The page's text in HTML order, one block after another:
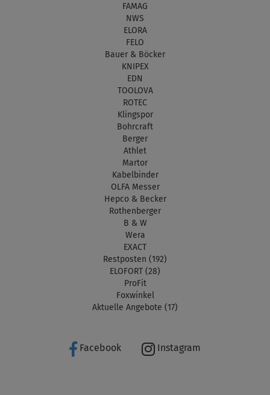
FAMAG
NWS
ELORA
FELO
Bauer & Böcker
KNIPEX
EDN
TOOLOVA
ROTEC
Klingspor
Bohrcraft
Berger
Athlet
Martor
Kabelbinder
OLFA Messer
Hepco & Becker
Rothenberger
B & W
Wera
EXACT
Restposten (192)
ELOFORT (28)
ProFit
Foxwinkel
Aktuelle Angebote (17)
Facebook Instagram